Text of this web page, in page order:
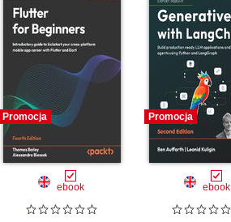
Promocja
ebook
Promocja
ebook